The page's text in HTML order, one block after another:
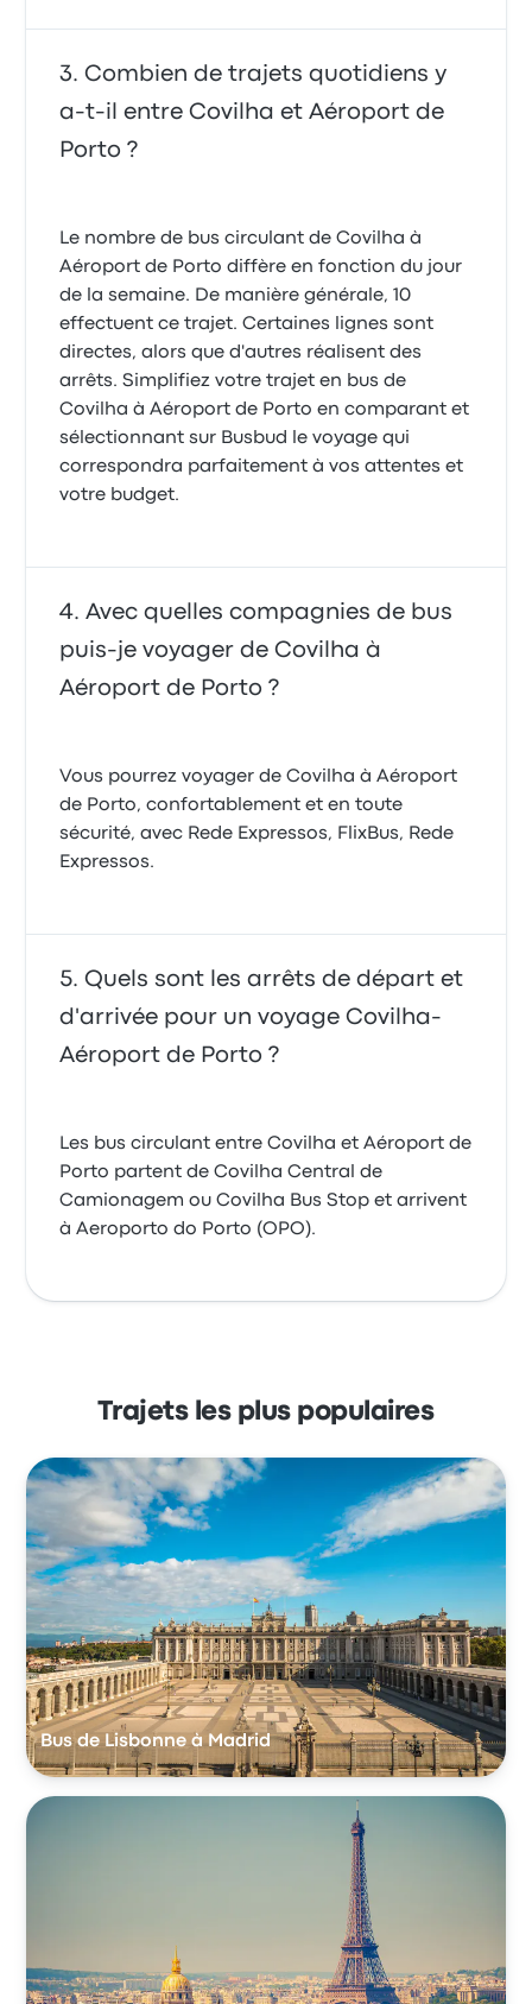
Combien de trajets quotidiens y
a-t-il entre Covilha et Aéroport de
Porto ?
Le nombre de bus circulant de Covilha à
Aéroport de Porto diffère en fonction du jour
de la semaine. De manière générale, 10
effectuent ce trajet. Certaines lignes sont
directes, alors que d'autres réalisent des
arrêts. Simplifiez votre trajet en bus de
Covilha à Aéroport de Porto en comparant et
sélectionnant sur Busbud le voyage qui
correspondra parfaitement à vos attentes et
votre budget.
Avec quelles compagnies de bus
puis-je voyager de Covilha à
Aéroport de Porto ?
Vous pourrez voyager de Covilha à Aéroport
de Porto, confortablement et en toute
sécurité, avec Rede Expressos, FlixBus, Rede
Expressos.
Quels sont les arrêts de départ et
d'arrivée pour un voyage Covilha-
Aéroport de Porto ?
Les bus circulant entre Covilha et Aéroport de
Porto partent de Covilha Central de
Camionagem ou Covilha Bus Stop et arrivent
à Aeroporto do Porto (OPO).
Trajets les plus populaires
Bus de Lisbonne à Madrid